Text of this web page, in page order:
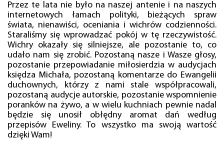
Przez te lata nie było na naszej antenie i na naszych
internetowych łamach polityki, bieżących spraw
świata, nienawiści, oceniania i wichrów codzienności.
Staraliśmy się wprowadzać pokój w tę rzeczywistość.
Wichry okazały się silniejsze, ale pozostanie to, co
udało nam się zrobić. Pozostaną nasze i Wasze głosy,
pozostanie przepowiadanie miłosierdzia w audycjach
księdza Michała, pozostaną komentarze do Ewangelii
duchownych, którzy z nami stale współpracowali,
pozostaną audycje autorskie, pozostanie wspomnienie
poranków na żywo, a w wielu kuchniach pewnie nadal
będzie się unosił obłędny aromat dań według
przepisów Eweliny. To wszystko ma swoją wartość
dzięki Wam!